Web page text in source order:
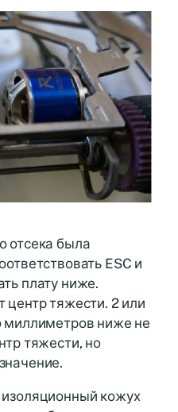
отсека была
ESC и
плату ниже.
центр тяжести. 2 или
миллиметров ниже не
тяжести, но
кожух